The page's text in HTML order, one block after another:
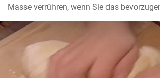
Masse verrühren, wenn Sie das